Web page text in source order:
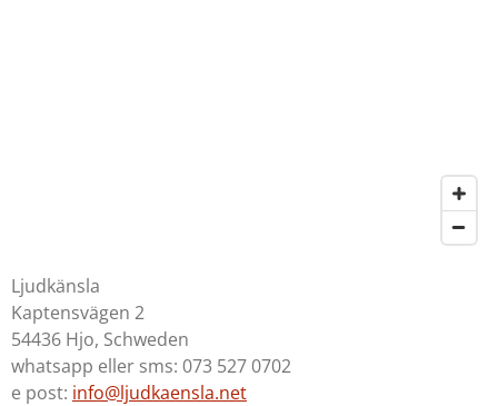
Ljudkänsla
Kaptensvägen 2
54436 Hjo, Schweden
whatsapp eller sms: 073 527 0702
e post: info@ljudkaensla.net